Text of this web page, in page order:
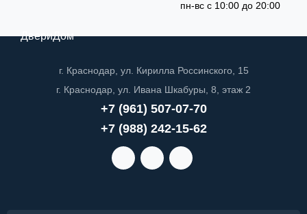
пн-вс с 10:00 до 20:00
ДвериДом
г. Краснодар, ул. Кирилла Россинского, 15
г. Краснодар, ул. Ивана Шкабуры, 8, этаж 2
+7 (961) 507-07-70
+7 (988) 242-15-62